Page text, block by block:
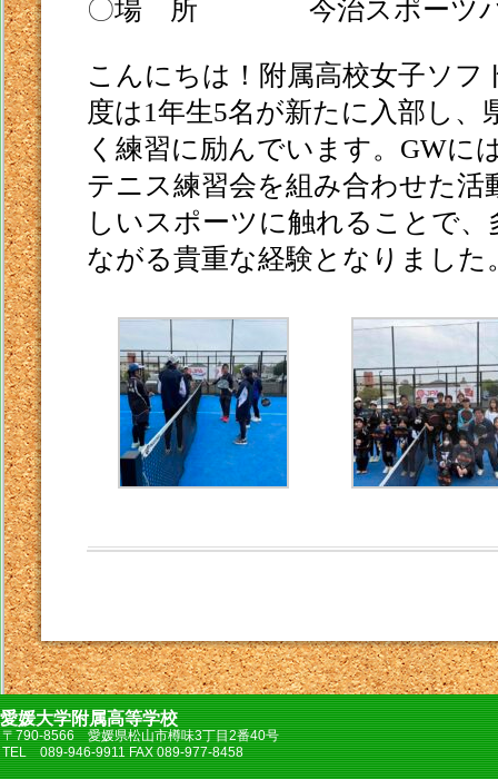
〇場 所 今治スポーツパ
こんにちは！附属高校女子ソフ
度は1年生5名が新たに入部し、
く練習に励んでいます。 GWに
テニス練習会を組み合わせた活
しいスポーツに触れることで
ながる貴重な経験となりました
愛媛大学附属高等学校
〒790-8566 愛媛県松山市樽味3丁目2番40号
TEL 089-946-9911 FAX 089-977-8458